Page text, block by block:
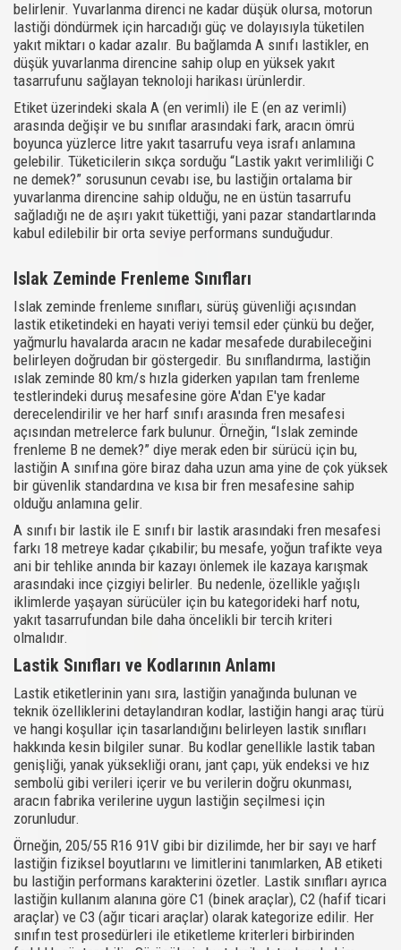
belirlenir. Yuvarlanma direnci ne kadar düşük olursa, motorun
lastiği döndürmek için harcadığı güç ve dolayısıyla tüketilen
yakıt miktarı o kadar azalır. Bu bağlamda A sınıfı lastikler, en
düşük yuvarlanma direncine sahip olup en yüksek yakıt
tasarrufunu sağlayan teknoloji harikası ürünlerdir.
Etiket üzerindeki skala A (en verimli) ile E (en az verimli)
arasında değişir ve bu sınıflar arasındaki fark, aracın ömrü
boyunca yüzlerce litre yakıt tasarrufu veya israfı anlamına
gelebilir. Tüketicilerin sıkça sorduğu “Lastik yakıt verimliliği C
ne demek?” sorusunun cevabı ise, bu lastiğin ortalama bir
yuvarlanma direncine sahip olduğu, ne en üstün tasarrufu
sağladığı ne de aşırı yakıt tükettiği, yani pazar standartlarında
kabul edilebilir bir orta seviye performans sunduğudur.
Islak Zeminde Frenleme Sınıfları
Islak zeminde frenleme sınıfları, sürüş güvenliği açısından
lastik etiketindeki en hayati veriyi temsil eder çünkü bu değer,
yağmurlu havalarda aracın ne kadar mesafede durabileceğini
belirleyen doğrudan bir göstergedir. Bu sınıflandırma, lastiğin
ıslak zeminde 80 km/s hızla giderken yapılan tam frenleme
testlerindeki duruş mesafesine göre A'dan E'ye kadar
derecelendirilir ve her harf sınıfı arasında fren mesafesi
açısından metrelerce fark bulunur. Örneğin, “Islak zeminde
frenleme B ne demek?” diye merak eden bir sürücü için bu,
lastiğin A sınıfına göre biraz daha uzun ama yine de çok yüksek
bir güvenlik standardına ve kısa bir fren mesafesine sahip
olduğu anlamına gelir.
A sınıfı bir lastik ile E sınıfı bir lastik arasındaki fren mesafesi
farkı 18 metreye kadar çıkabilir; bu mesafe, yoğun trafikte veya
ani bir tehlike anında bir kazayı önlemek ile kazaya karışmak
arasındaki ince çizgiyi belirler. Bu nedenle, özellikle yağışlı
iklimlerde yaşayan sürücüler için bu kategorideki harf notu,
yakıt tasarrufundan bile daha öncelikli bir tercih kriteri
olmalıdır.
Lastik Sınıfları ve Kodlarının Anlamı
Lastik etiketlerinin yanı sıra, lastiğin yanağında bulunan ve
teknik özelliklerini detaylandıran kodlar, lastiğin hangi araç türü
ve hangi koşullar için tasarlandığını belirleyen lastik sınıfları
hakkında kesin bilgiler sunar. Bu kodlar genellikle lastik taban
genişliği, yanak yüksekliği oranı, jant çapı, yük endeksi ve hız
sembolü gibi verileri içerir ve bu verilerin doğru okunması,
aracın fabrika verilerine uygun lastiğin seçilmesi için
zorunludur.
Örneğin, 205/55 R16 91V gibi bir dizilimde, her bir sayı ve harf
lastiğin fiziksel boyutlarını ve limitlerini tanımlarken, AB etiketi
bu lastiğin performans karakterini özetler. Lastik sınıfları ayrıca
lastiğin kullanım alanına göre C1 (binek araçlar), C2 (hafif ticari
araçlar) ve C3 (ağır ticari araçlar) olarak kategorize edilir. Her
sınıfın test prosedürleri ile etiketleme kriterleri birbirinden